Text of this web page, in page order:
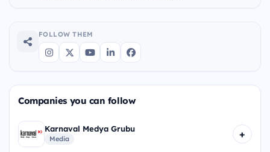
FOLLOW THEM
Companies you can follow
Karnaval Medya Grubu
Media +